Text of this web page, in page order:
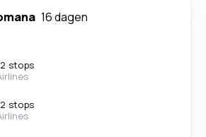
16 dagen
2 stops
2 stops